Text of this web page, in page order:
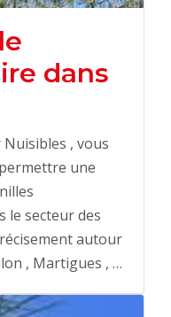
dans
, vous
une
le secteur des
autour
, Martigues , …